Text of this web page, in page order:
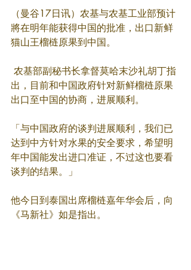
（曼谷17日讯）农基与农基工业部预计
將在明年能获得中国的批准，出口新鲜
猫山王榴梿原果到中国。
出，目前和中国政府针对新鲜榴梿原果
出口至中国的协商，进展顺利。
「与中国政府的谈判进展顺利，我们已
达到中方针对水果的安全要求，希望明
年中国能发出进口准证，不过这也要看
谈判的结果。」
他今日到泰国出席榴梿嘉年华会后，向
《马新社》如是指出。